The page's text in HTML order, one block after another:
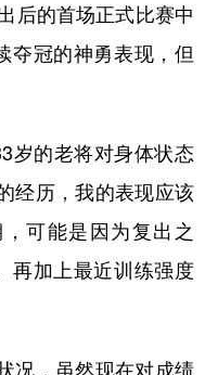
湖北 湖南
海南 重庆
青海 宁夏
龙江
本語 한국어
后的首场正式比赛中
夺冠的神勇表现，但
的老将对身体状态
经历，我的表现应该
可能是因为复出之
再加上最近训练强度
，虽然现在对成绩